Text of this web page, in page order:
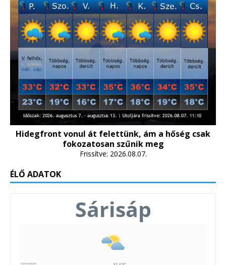
Hidegfront vonul át felettünk, ám a hőség csak
fokozatosan szűnik meg
Frissítve: 2026.08.07.
ÉLŐ ADATOK